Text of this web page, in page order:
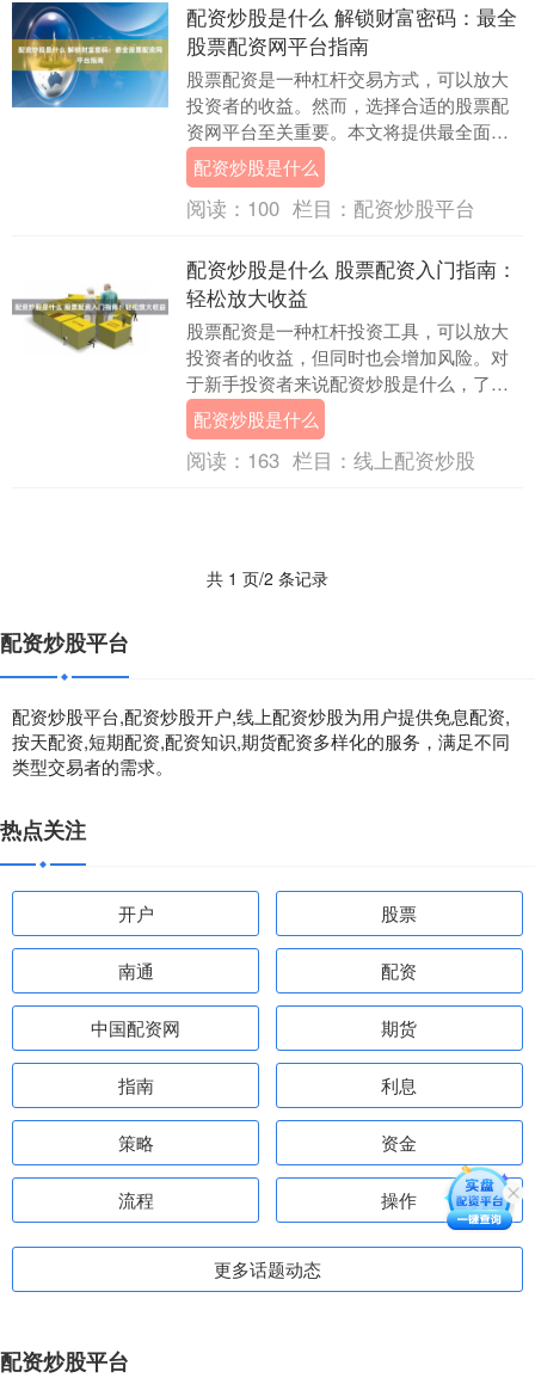
配资炒股是什么 解锁财富密码：最全
股票配资网平台指南
股票配资是一种杠杆交易方式，可以放大
投资者的收益。然而，选择合适的股票配
资网平台至关重要。本文将提供最全面的
股票配资网平台指南，帮助您做出明智的
决策。 * **....
配资炒股是什么
阅读： 100 栏目： 配资炒股平台
配资炒股是什么 股票配资入门指南：
轻松放大收益
股票配资是一种杠杆投资工具，可以放大
投资者的收益，但同时也会增加风险。对
于新手投资者来说配资炒股是什么，了解
股票配资的基本知识至关重要。 正规配资
线上炒股门户经....
配资炒股是什么
阅读： 163 栏目： 线上配资炒股
共 1 页/2 条记录
配资炒股平台
配资炒股平台,配资炒股开户,线上配资炒股为用户提供免息配资,
按天配资,短期配资,配资知识,期货配资多样化的服务，满足不同
类型交易者的需求。
热点关注
开户 股票
南通 配资
中国配资网 期货
指南 利息
策略 资金
流程 操作
更多话题动态
配资炒股平台